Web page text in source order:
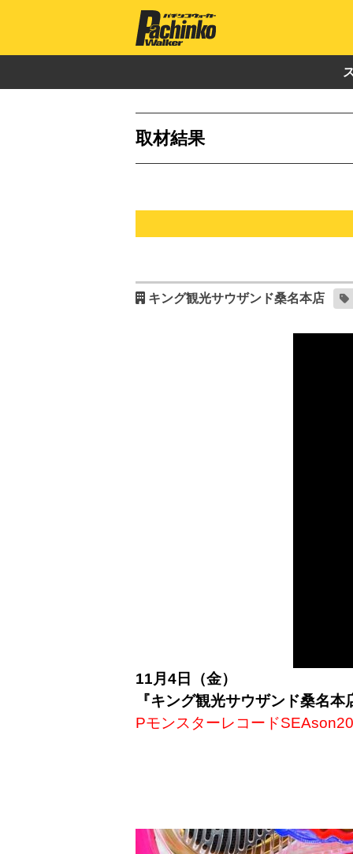
取材結果
キング観光サウザンド桑名本店
11月4日（金）
『キング観光サウザンド桑名本
Pモンスターレコード